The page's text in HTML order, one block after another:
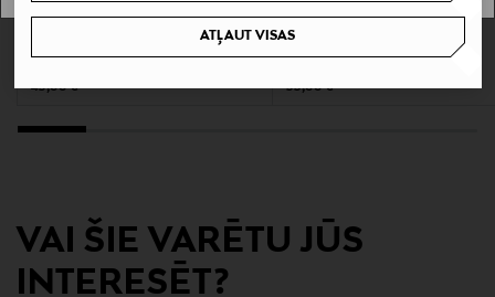
ATĻAUT VISAS
Ražotāja adrese
Digitālā adrese
https://www.tomfordbeauty.com/pages/contact-us
Original Price
45,00 €
TOM FORD
Original Price
39,00 €
VAI ŠIE VARĒTU JŪS
INTERESĒT?